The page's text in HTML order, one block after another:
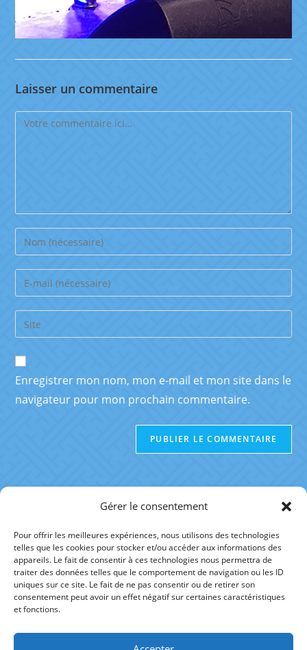
Gérer le consentement
Pour offrir les meilleures expériences, nous utilisons des technologies
telles que les cookies pour stocker et/ou accéder aux informations des
appareils. Le fait de consentir à ces technologies nous permettra de
traiter des données telles que le comportement de navigation ou les ID
uniques sur ce site. Le fait de ne pas consentir ou de retirer son
consentement peut avoir un effet négatif sur certaines caractéristiques
et fonctions.
Laisser un commentaire
Enregistrer mon nom, mon e-mail et mon site dans le
navigateur pour mon prochain commentaire.
RÉFÉRENCES
AUTRE SITE